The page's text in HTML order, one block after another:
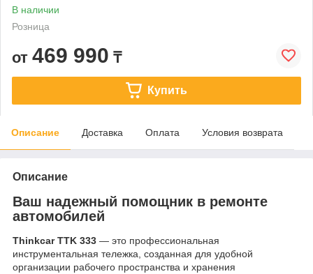
В наличии
Розница
от 469 990 ₸
Купить
Описание Доставка Оплата Условия возврата
Описание
Ваш надежный помощник в ремонте
автомобилей
Thinkcar TTK 333 — это профессиональная
инструментальная тележка, созданная для удобной
организации рабочего пространства и хранения